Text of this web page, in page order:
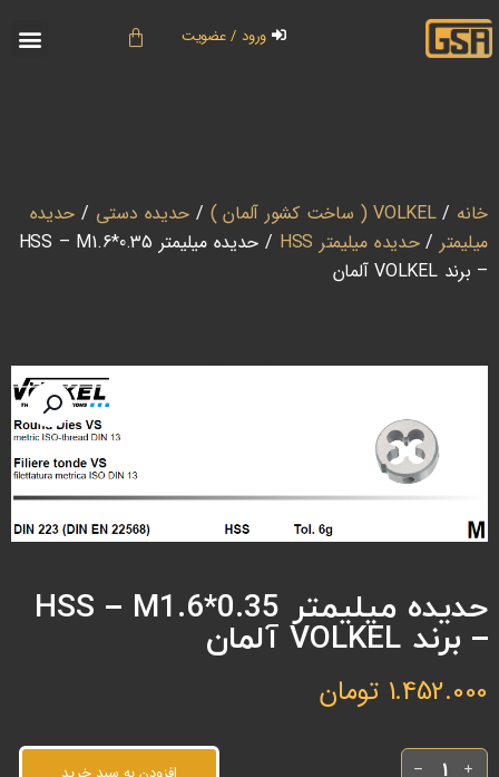
ورود / عضویت
خانه /VOLKEL ( ساخت کشور آلمان ) / حدیده دستی / حدیده
میلیمتر/حدیده میلیمتر HSS
/ حدیده میلیمتر HSS – M1.6*0.35
– برند VOLKEL آلمان
حدیده میلیمتر HSS – M1.6*0.35
– برند VOLKEL آلمان
1.452.000 تومان